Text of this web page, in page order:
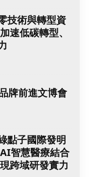
技術與轉型資
低碳轉型、
牌前進文博會
點子國際發明
智慧醫療結合
跨域研發實力